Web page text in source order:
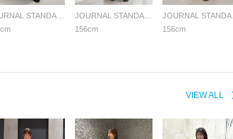
156cm
156cm
VIEW ALL